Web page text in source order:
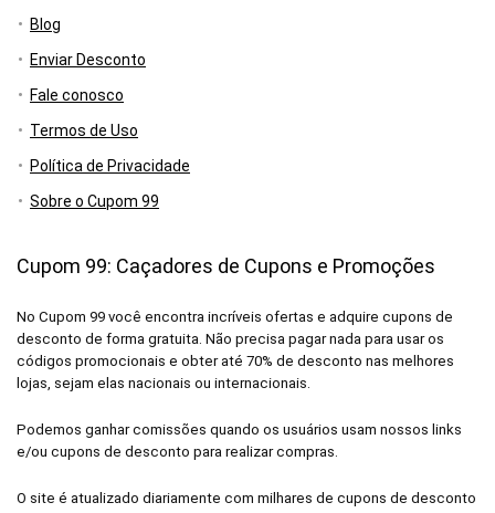
Blog
Enviar Desconto
Fale conosco
Termos de Uso
Política de Privacidade
Sobre o Cupom 99
Cupom 99: Caçadores de Cupons e Promoções
No Cupom 99 você encontra incríveis ofertas e adquire cupons de
desconto de forma gratuita. Não precisa pagar nada para usar os
códigos promocionais e obter até 70% de desconto nas melhores
lojas, sejam elas nacionais ou internacionais.
Podemos ganhar comissões quando os usuários usam nossos links
e/ou cupons de desconto para realizar compras.
O site é atualizado diariamente com milhares de cupons de desconto